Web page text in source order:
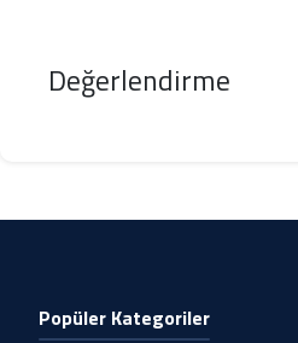
Değerlendirme
Popüler Kategoriler